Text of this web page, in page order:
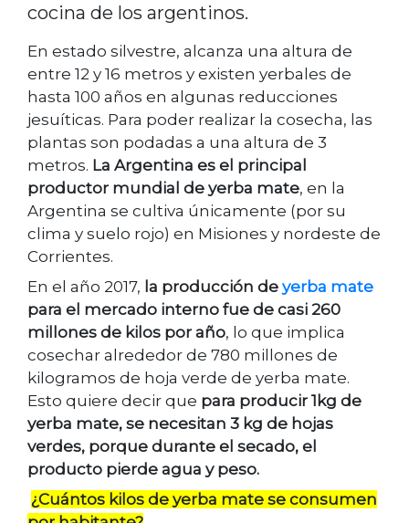
cocina de los argentinos.
En estado silvestre, alcanza una altura de
entre 12 y 16 metros y existen yerbales de
hasta 100 años en algunas reducciones
jesuíticas. Para poder realizar la cosecha, las
plantas son podadas a una altura de 3
metros. La Argentina es el principal
productor mundial de yerba mate, en la
Argentina se cultiva únicamente (por su
clima y suelo rojo) en Misiones y nordeste de
Corrientes.
En el año 2017, la producción de yerba mate
para el mercado interno fue de casi 260
millones de kilos por año, lo que implica
cosechar alrededor de 780 millones de
kilogramos de hoja verde de yerba mate.
Esto quiere decir que para producir 1kg de
yerba mate, se necesitan 3 kg de hojas
verdes, porque durante el secado, el
producto pierde agua y peso.
¿Cuántos kilos de yerba mate se consumen